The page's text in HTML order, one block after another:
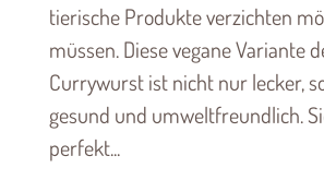
tierische Produkte verzichten
müssen. Diese vegane Variante
Currywurst ist nicht nur lecker,
gesund und umweltfreundlich.
perfekt...